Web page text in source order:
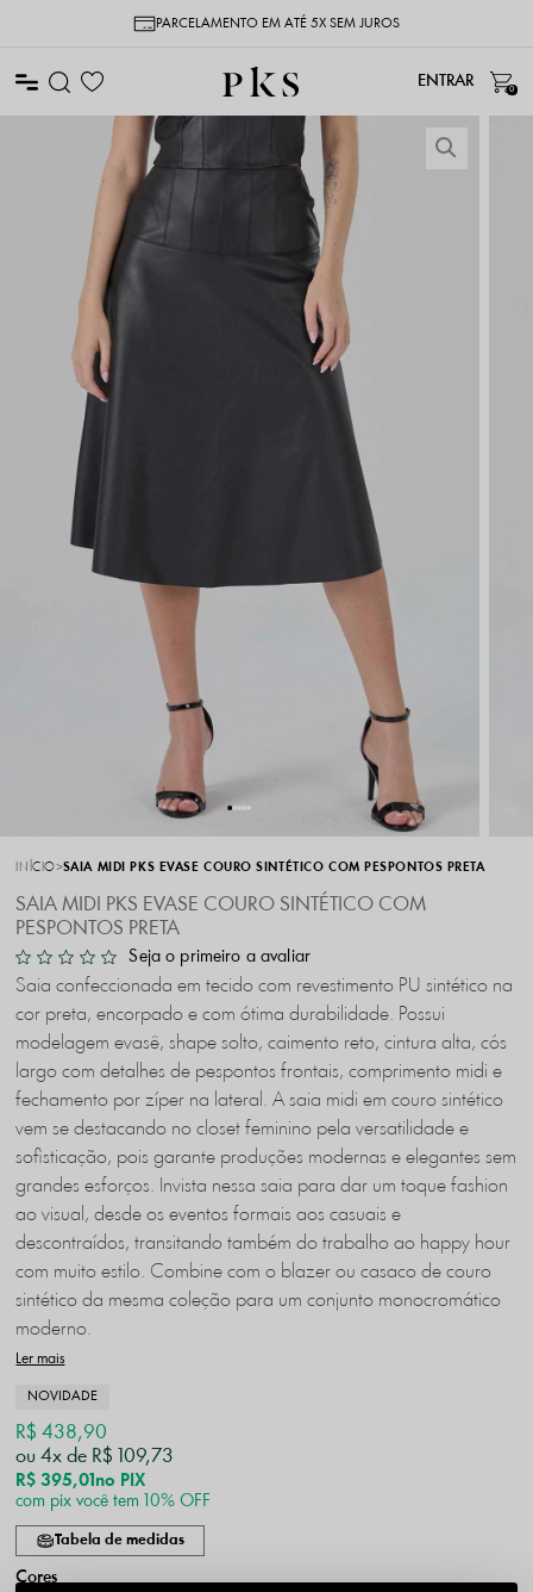
PARCELAMENTO EM ATÉ 5X SEM JUROS
0
INÍCIO SAIA MIDI PKS EVASE COURO SINTÉTICO COM PESPONTOS PRETA
SAIA MIDI PKS EVASE COURO SINTÉTICO COM
PESPONTOS PRETA
Seja o primeiro a avaliar
Saia confeccionada em tecido com revestimento PU sintético na
cor preta, encorpado e com ótima durabilidade. Possui
modelagem evasê, shape solto, caimento reto, cintura alta, cós
largo com detalhes de pespontos frontais, comprimento midi e
fechamento por zíper na lateral. A saia midi em couro sintético
vem se destacando no closet feminino pela versatilidade e
sofisticação, pois garante produções modernas e elegantes sem
grandes esforços. Invista nessa saia para dar um toque fashion
ao visual, desde os eventos formais aos casuais e
descontraídos, transitando também do trabalho ao happy hour
com muito estilo. Combine com o blazer ou casaco de couro
sintético da mesma coleção para um conjunto monocromático
moderno.
Ler mais
NOVIDADE
R$ 395,01 no PIX
R$ 438,90
4x
R$ 109,73
com pix você tem 10% OFF
Tabela de medidas